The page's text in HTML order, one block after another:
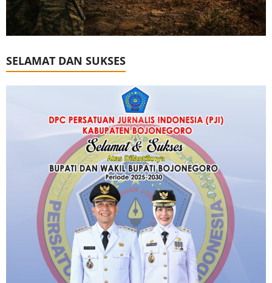
SELAMAT DAN SUKSES